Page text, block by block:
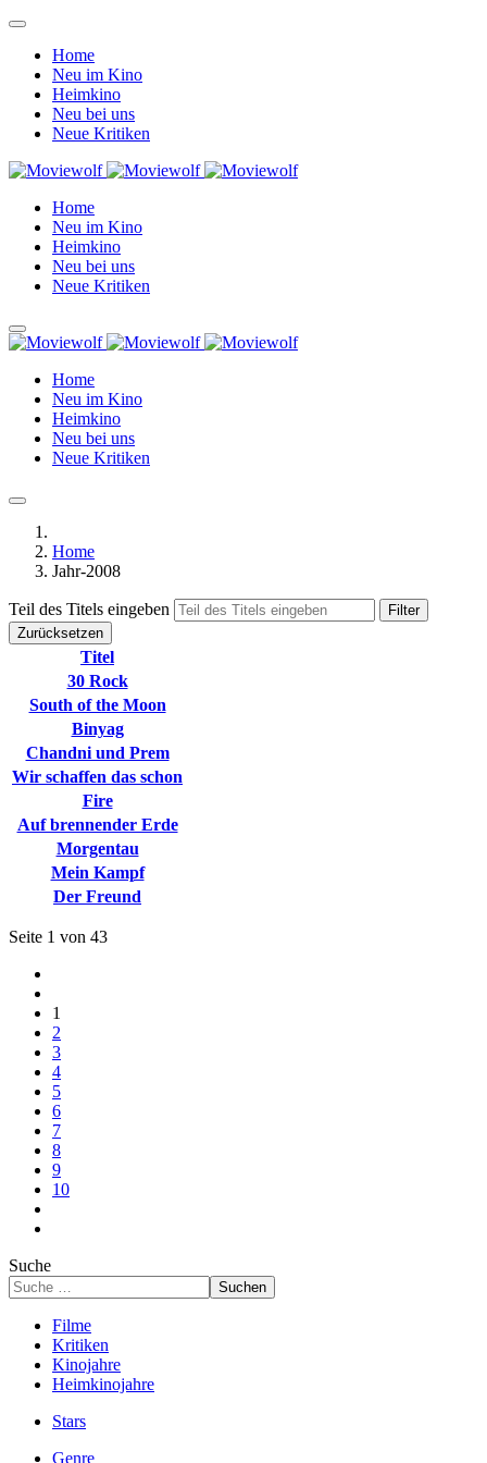
Home
Neu im Kino
Heimkino
Neu bei uns
Neue Kritiken
Home
Neu im Kino
Heimkino
Neu bei uns
Neue Kritiken
Home
Neu im Kino
Heimkino
Neu bei uns
Neue Kritiken
Home
Jahr-2008
Teil des Titels eingeben
Filter
Zurücksetzen
Titel
30 Rock
South of the Moon
Binyag
Chandni und Prem
Wir schaffen das schon
Fire
Auf brennender Erde
Morgentau
Mein Kampf
Der Freund
Seite 1 von 43
1
2
3
4
5
6
7
8
9
10
Suche
Suchen
Filme
Kritiken
Kinojahre
Heimkinojahre
Stars
Genre